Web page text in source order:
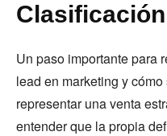
Un paso importante para
lead en marketing y
representar una venta
entender que la propia